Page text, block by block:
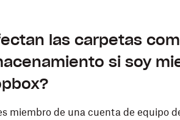
las carpetas
si soy
miembro de una cuenta de equipo